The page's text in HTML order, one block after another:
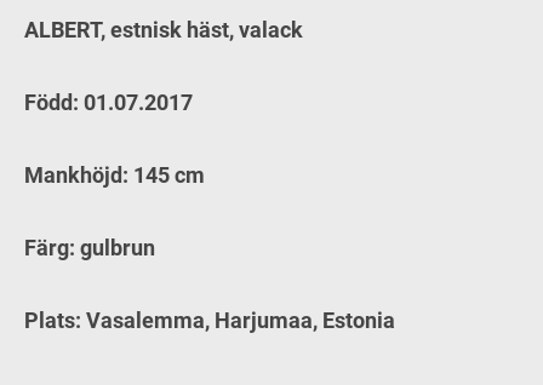
ALBERT, estnisk häst, valack
Född: 01.07.2017
Mankhöjd: 145 cm
Färg: gulbrun
Plats: Vasalemma, Harjumaa, Estonia